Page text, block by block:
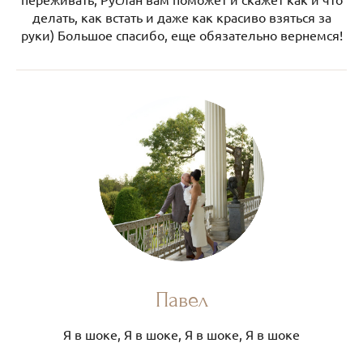
делать, как встать и даже как красиво взяться за
руки) Большое спасибо, еще обязательно вернемся!
Павел
Я в шоке, Я в шоке, Я в шоке, Я в шоке